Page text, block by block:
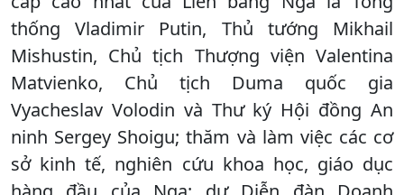
thống Vladimir Putin, Thủ tướng Mikhail
Mishustin, Chủ tịch Thượng viện Valentina
Matvienko, Chủ tịch Duma quốc gia
Vyacheslav Volodin và Thư ký Hội đồng An
ninh Sergey Shoigu; thăm và làm việc các cơ
sở kinh tế, nghiên cứu khoa học, giáo dục